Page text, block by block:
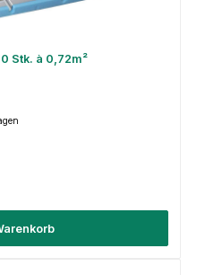
Stk. à 0,72m²